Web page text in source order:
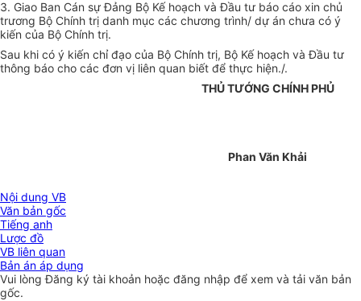
3. Giao Ban Cán sự Đảng Bộ Kế hoạch và Đầu tư báo cáo xin chủ
trương Bộ Chính trị danh mục các chương trình/ dự án chưa có ý
kiến của Bộ Chính trị.
Sau khi có ý kiến chỉ đạo của Bộ Chính trị, Bộ Kế hoạch và Đầu tư
thông báo cho các đơn vị liên quan biết để thực hiện./.
THỦ TƯỚNG CHÍNH PHỦ
Phan Văn Khải
Nội dung VB
Văn bản gốc
Tiếng anh
Lược đồ
VB liên quan
Bản án áp dụng
Vui lòngĐăng ký tài khoản hoặc đăng nhập để xem và tải văn bản
gốc.